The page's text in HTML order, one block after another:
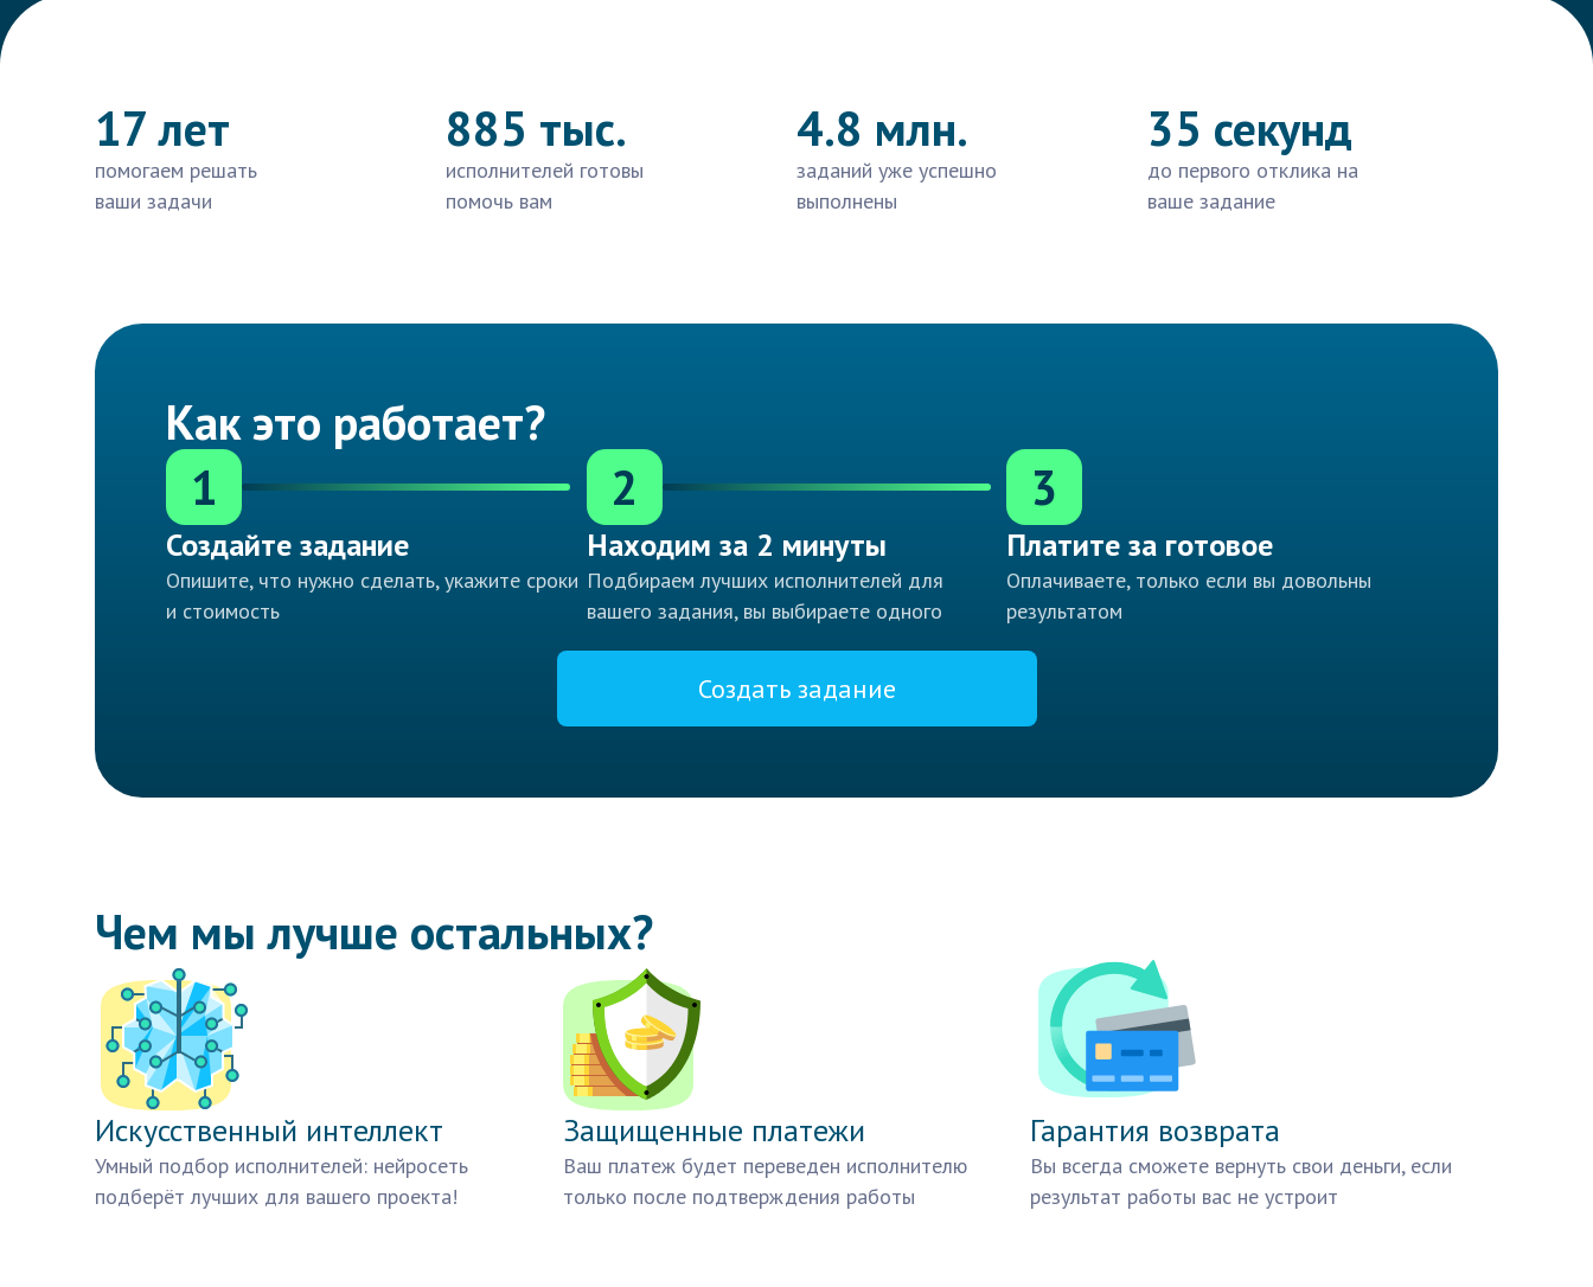
17 лет
помогаем решать
ваши задачи
885 тыс.
исполнителей готовы
помочь вам
4.8 млн.
заданий уже успешно
выполнены
35 секунд
до первого отклика на
ваше задание
Как это работает?
1
Создайте задание
Опишите, что нужно сделать, укажите сроки
и стоимость
2
Находим за 2 минуты
Подбираем лучших исполнителей для
вашего задания, вы выбираете одного
3
Платите за готовое
Оплачиваете, только если вы довольны
результатом
Создать задание
Чем мы лучше остальных?
Искусственный интеллект
Умный подбор исполнителей: нейросеть
подберёт лучших для вашего проекта!
Защищенные платежи
Ваш платеж будет переведен исполнителю
только после подтверждения работы
Гарантия возврата
Вы всегда сможете вернуть свои деньги, если
результат работы вас не устроит